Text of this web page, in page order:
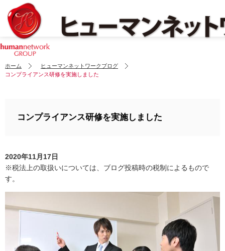
ホーム
ヒューマンネットワークブログ
コンプライアンス研修を実施しました
コンプライアンス研修を実施しました
2020年11月17日
※税法上の取扱いについては、ブログ投稿時の税制によるもので
す。